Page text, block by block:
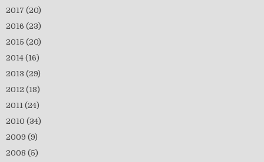
2017 (20)
2016 (23)
2015 (20)
2014 (16)
2013 (29)
2012 (18)
2011 (24)
2010 (34)
2009 (9)
2008 (5)